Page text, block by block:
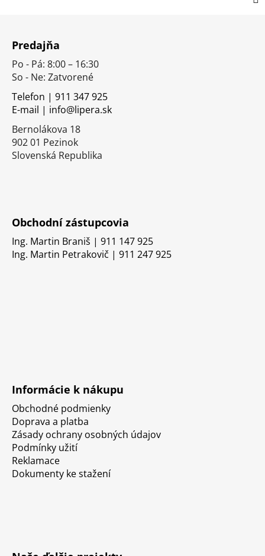
Predajňa
Po - Pá: 8:00 – 16:30
So - Ne: Zatvorené
Telefon | 911 347 925
E-mail | info@lipera.sk
Bernolákova 18
902 01 Pezinok
Slovenská Republika
Obchodní zástupcovia
Ing. Martin Braniš | 911 147 925
Ing. Martin Petrakovič | 911 247 925
Informácie k nákupu
Obchodné podmienky
Doprava a platba
Zásady ochrany osobných údajov
Podmínky užití
Reklamace
Dokumenty ke stažení